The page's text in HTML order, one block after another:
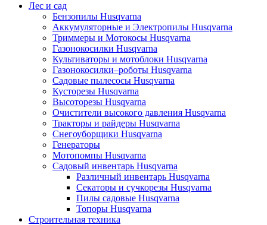
Лес и сад
Бензопилы Husqvarna
Аккумуляторные и Электропилы Нusqvarna
Триммеры и Мотокосы Нusqvarna
Газонокосилки Husqvarna
Культиваторы и мотоблоки Husqvarna
Газонокосилки–роботы Husqvarna
Садовые пылесосы Husqvarna
Кусторезы Husqvarna
Высоторезы Husqvarna
Очистители высокого давления Husqvarna
Тракторы и райдеры Husqvarna
Снегоуборщики Husqvarna
Генераторы
Мотопомпы Husqvarna
Садовый инвентарь Husqvarna
Различный инвентарь Husqvarna
Секаторы и сучкорезы Husqvarna
Пилы садовые Husqvarna
Топоры Husqvarna
Строительная техника